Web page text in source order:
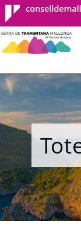
Consell
Mallorca